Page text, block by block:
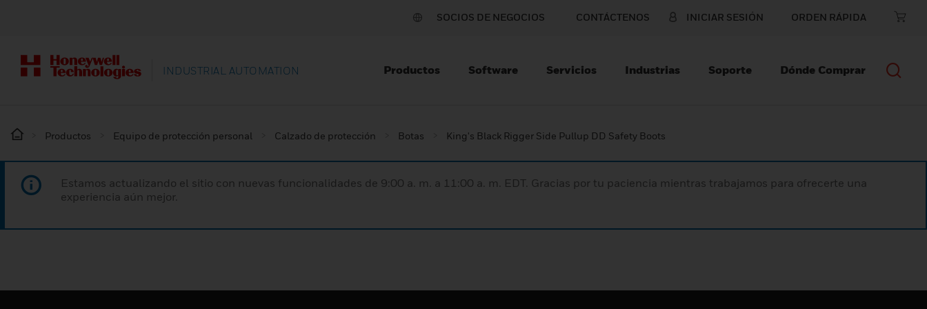
SOCIOS DE NEGOCIOS CONTÁCTENOS INICIAR SESIÓN ORDEN RÁPIDA
INDUSTRIAL AUTOMATION Productos Software Servicios Industrias Soporte Dónde Comprar
Productos Equipo de protección personal Calzado de protección Botas King's Black Rigger Side Pullup DD Safety Boots
Estamos actualizando el sitio con nuevas funcionalidades de 9:00 a. m. a 11:00 a. m. EDT. Gracias por tu paciencia mientras trabajamos para ofrecerte una
experiencia aún mejor.